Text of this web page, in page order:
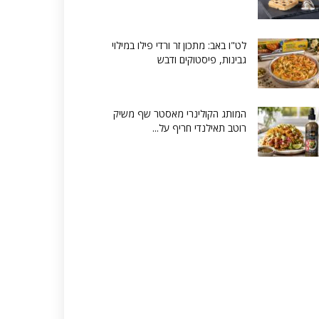
לט"ו באב: מתכון זר ורדי פילו במילוי
גבינות, פיסטוקים ודבש
המותג הקולינרי מאסטר שף משיק
רוטב תאילנדי חריף על...